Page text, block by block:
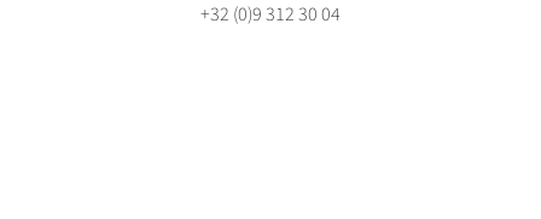
+32 (0)9 312 30 04